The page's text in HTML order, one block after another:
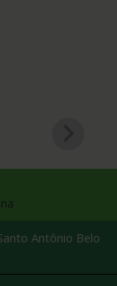
Antônio Belo